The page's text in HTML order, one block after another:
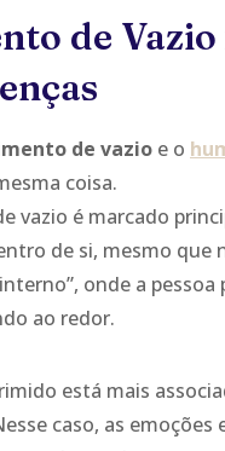
de
de vazio e o
coisa.
vazio é marcado
de si, mesmo que
onde a
ao redor.
está mais
caso, as